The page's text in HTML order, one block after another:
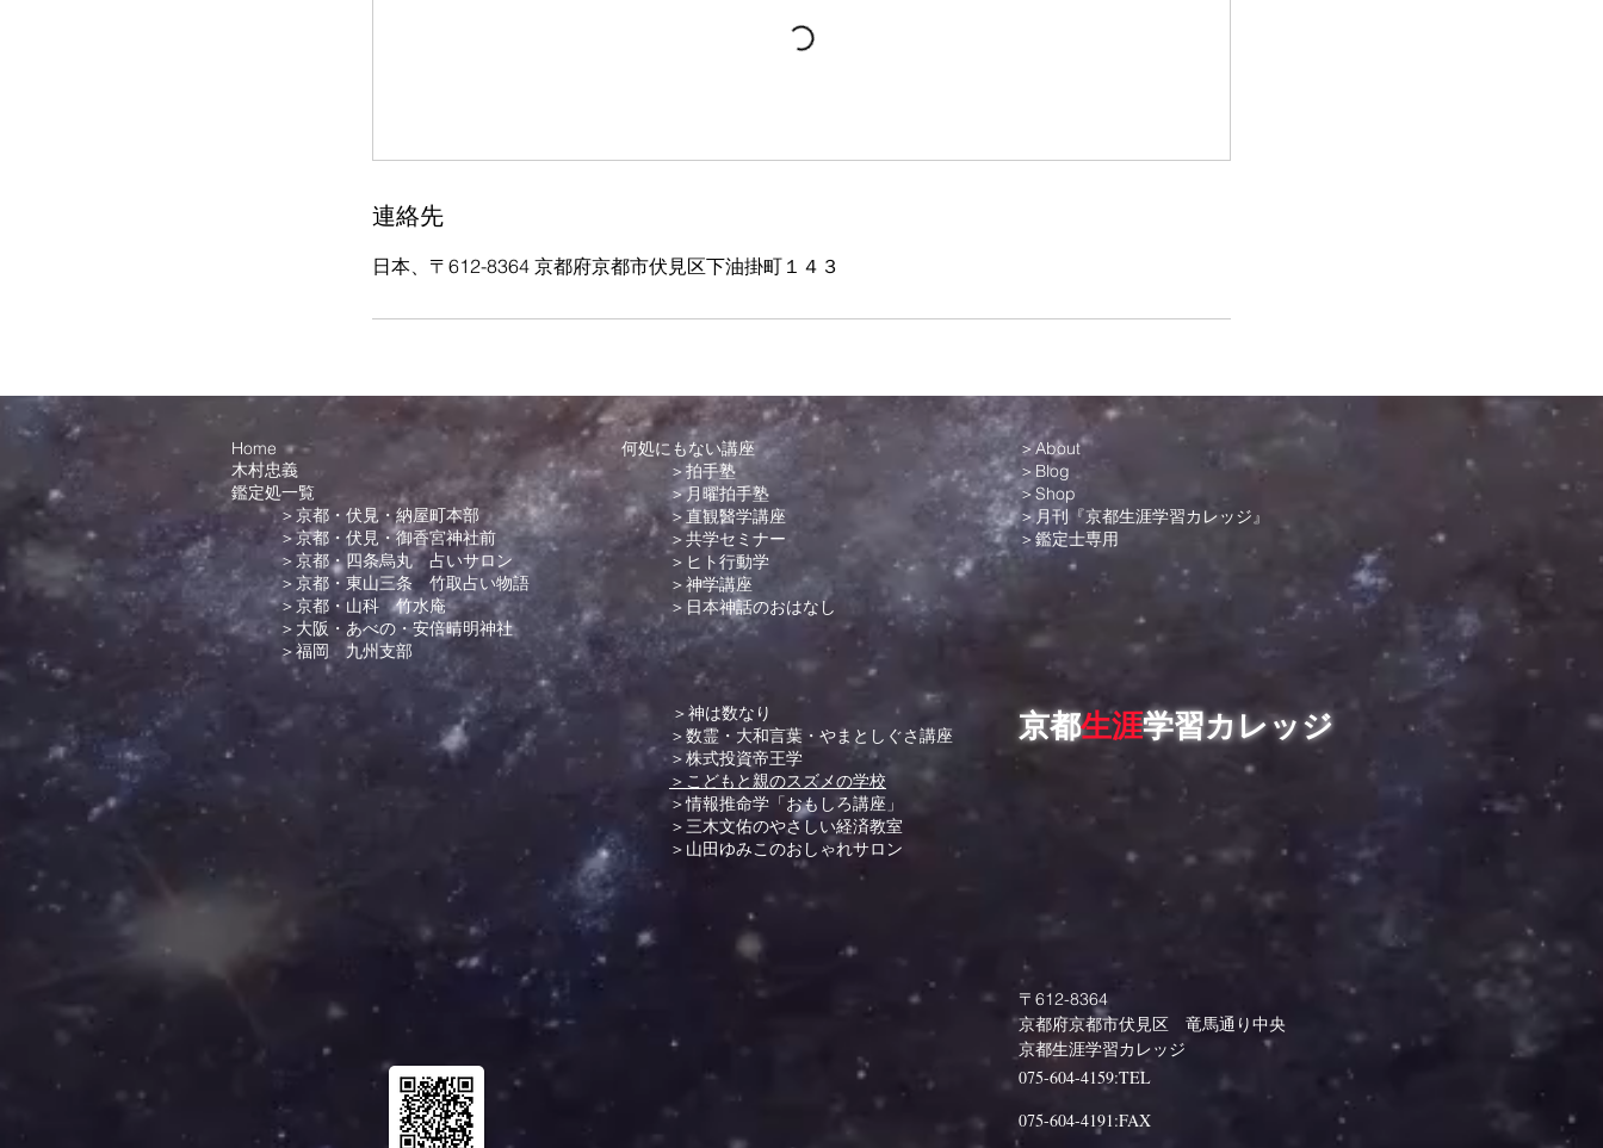
連絡先
日本、〒612-8364 京都府京都市伏見区下油掛町１４３
Home
木村忠義
鑑定処一覧
＞京都・伏見・納屋町本部
＞京都・伏見・御香宮神社前
＞京都・四条烏丸 占いサロン
＞京都・東山三条 竹取占い物語
＞京都・山科 竹水庵
＞大阪・あべの・安倍晴明神社
＞福岡 九州支部
何処にもない講座
＞拍手塾
＞月曜拍手塾
＞直観醫学講座
＞共学セミナー
＞ヒト行動学
＞神学講座
＞日本神話のおはなし
＞About
＞Blog
＞Shop
＞月刊『京都生涯学習カレッジ』
＞鑑定士専用
＞神は数なり
＞数霊・大和言葉・やまとしぐさ講座
＞株式投資帝王学
＞こどもと親のスズメの学校
＞情報推命学「おもしろ講座」
＞三木文佑のやさしい経済教室
＞山田ゆみこのおしゃれサロン
京都生涯学習カレッジ
〒612-8364
京都府京都市伏見区 竜馬通り中央
​京都生涯学習カレッジ
075-604-4159:TEL
075-604-4191:FAX